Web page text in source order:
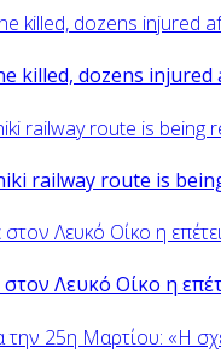
killed, dozens
railway route is
Λευκό Οίκο η